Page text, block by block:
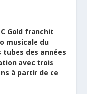
Gold franchit
musicale du
tubes des années
avec trois
à partir de ce